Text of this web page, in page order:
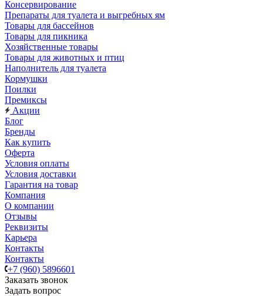
Консервирование
Препараты для туалета и выгребных ям
Товары для бассейнов
Товары для пикника
Хозяйственные товары
Товары для животных и птиц
Наполнитель для туалета
Кормушки
Поилки
Премиксы
Акции
Блог
Бренды
Как купить
Оферта
Условия оплаты
Условия доставки
Гарантия на товар
Компания
О компании
Отзывы
Реквизиты
Карьера
Контакты
Контакты
+7 (960) 5896601
Заказать звонок
Задать вопрос